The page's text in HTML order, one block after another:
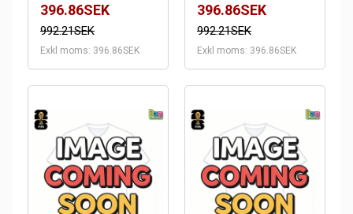
396.86SEK
992.21SEK
Exkl moms: 396.86SEK
396.86SEK
992.21SEK
Exkl moms: 396.86SEK